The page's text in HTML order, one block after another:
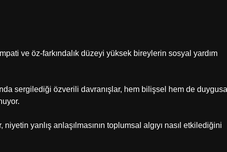
ve öz-farkındalık düzeyi yüksek bireylerin sosyal yardım
sergilediği özverili davranışlar, hem bilişsel hem de
yanlış anlaşılmasının toplumsal algıyı nasıl etkilediğini